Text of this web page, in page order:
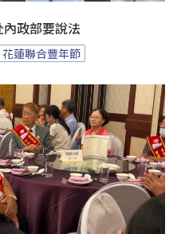
政部要說法
花蓮聯合豐年節